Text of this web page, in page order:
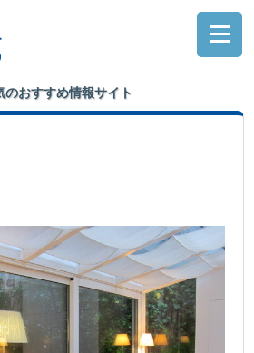
おすすめ情報サイト